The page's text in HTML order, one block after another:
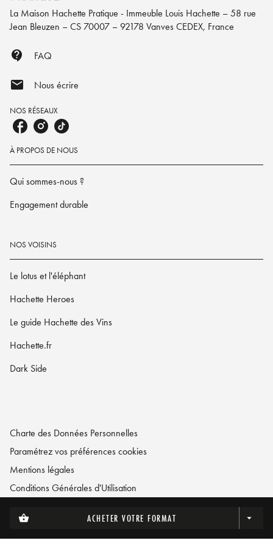
shopping_basket ACHETER VOTRE FORMAT arrow_drop_down
La Maison Hachette Pratique - Immeuble Louis Hachette – 58 rue
Jean Bleuzen – CS 70007 – 92178 Vanves CEDEX, France
contact_support FAQ
mail Nous écrire
NOS RÉSEAUX
À PROPOS DE NOUS
Qui sommes-nous ?
Engagement durable
NOS VOISINS
Le lotus et l'éléphant
Hachette Heroes
Le guide Hachette des Vins
Hachette.fr
Dark Side
Charte des Données Personnelles
Paramétrez vos préférences cookies
Mentions légales
Conditions Générales d'Utilisation